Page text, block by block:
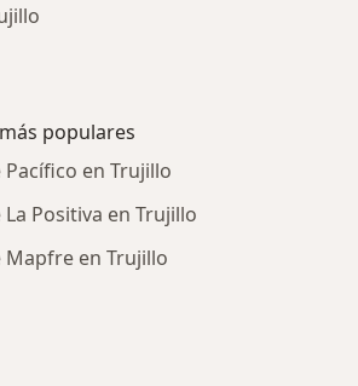
populares
en Trujillo
Positiva en Trujillo
en Trujillo